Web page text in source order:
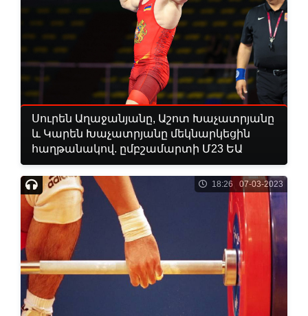
Սուրեն Աղաջանյանը, Աշոտ Խաչատրյանը
և Կարեն Խաչատրյանը մեկնարկեցին
հաղթանակով. ըմբշամարտի Մ23 ԵԱ
18:26 07-03-2023